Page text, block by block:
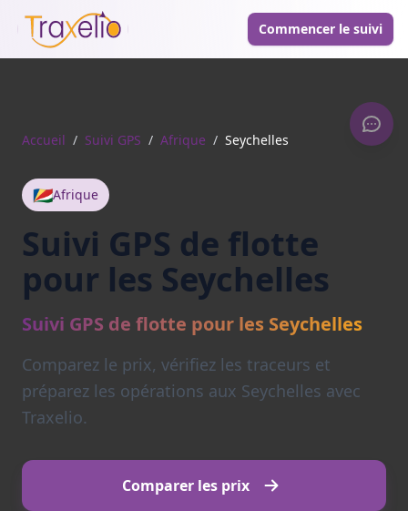
Commencer le suivi
Accueil / Suivi GPS / Afrique / Seychelles
🇸🇨Afrique
Suivi GPS de flotte
pour les Seychelles
Suivi GPS de flotte pour les Seychelles
Comparez le prix, vérifiez les traceurs et
préparez les opérations aux Seychelles avec
Traxelio.
Comparer les prix